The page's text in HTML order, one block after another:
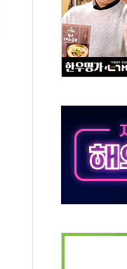
며 대부분 상승… "2분기
론으로 나토 회원국 공격
슨 황 재회…로봇·AI 데이터